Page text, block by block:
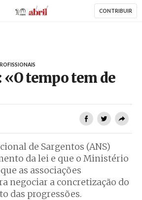
AbrilAbril CONTRIBUIR
«O tempo tem de
de Sargentos (ANS)
da lei e que o Ministério
as associações
negociar a concretização do
das progressões.